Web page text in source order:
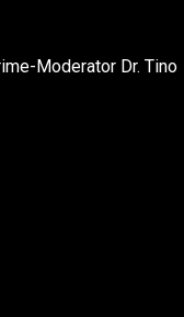
Moderator Dr. Tino